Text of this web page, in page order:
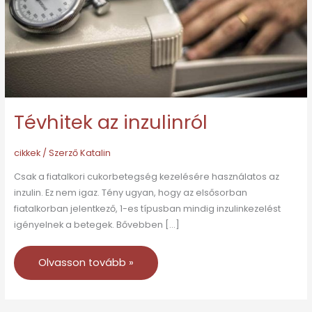
Tévhitek az inzulinról
cikkek/ SzerzőKatalin
Csak a fiatalkori cukorbetegség kezelésére használatos az
inzulin. Ez nem igaz. Tény ugyan, hogy az elsősorban
fiatalkorban jelentkező, 1-es típusban mindig inzulinkezelést
igényelnek a betegek. Bővebben […]
Olvasson tovább »